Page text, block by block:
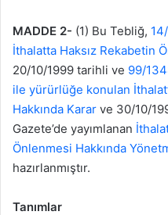
MADDE 2- (1) Bu Tebliğ,
İthalatta Haksız Rekabetin
20/10/1999 tarihli ve 99/
ile yürürlüğe konulan
Hakkında Karar ve 30/10/
Gazete’de yayımlanan
Önlenmesi Hakkında
hazırlanmıştır.
Tanımlar